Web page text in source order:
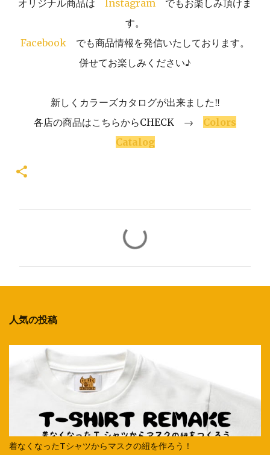
オリジナル商品は Instagram でもお楽しみ頂けま
す。
Facebook でも商品情報を発信いたしております。
併せてお楽しみください♪
新しくカラーズカタログが出来ました‼
各店の商品はこちらからCHECK → Colors
Catalog
人気の投稿
着なくなったTシャツからマスクの紐を作ろう！